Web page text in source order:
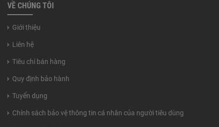
VỀ CHÚNG TÔI
Giới thiệu
Liên hệ
Tiêu chí bán hàng
Quy định bảo hành
Tuyển dụng
Chính sách bảo vệ thông tin cá nhân của người tiêu dùng